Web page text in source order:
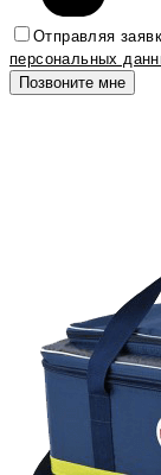
Отправляя
персональных